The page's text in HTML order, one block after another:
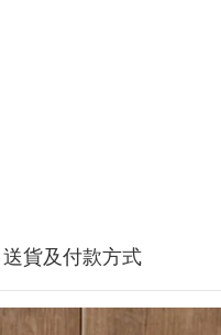
送貨及付款方式